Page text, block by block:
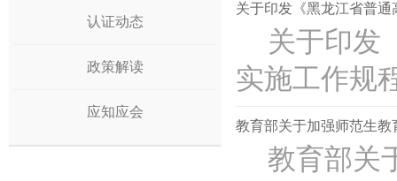
认证动态
政策解读
应知应会
关于印发《黑龙江省普
关于印发
实施工作规
教育部关于加强师范生教
教育部关